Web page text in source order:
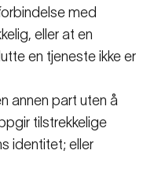
med
eller at en
en tjeneste ikke er
annen part uten å
tilstrekkelige
identitet; eller